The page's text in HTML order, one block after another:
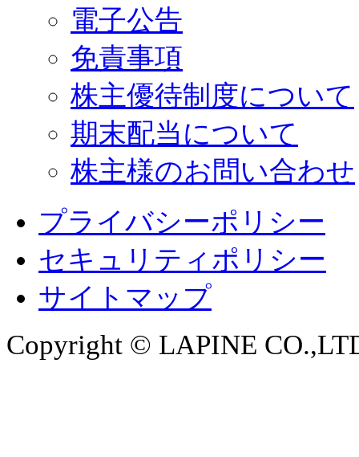
電子公告
免責事項
株主優待制度について
期末配当について
株主様のお問い合わせ
プライバシーポリシー
セキュリティポリシー
サイトマップ
Copyright © LAPINE